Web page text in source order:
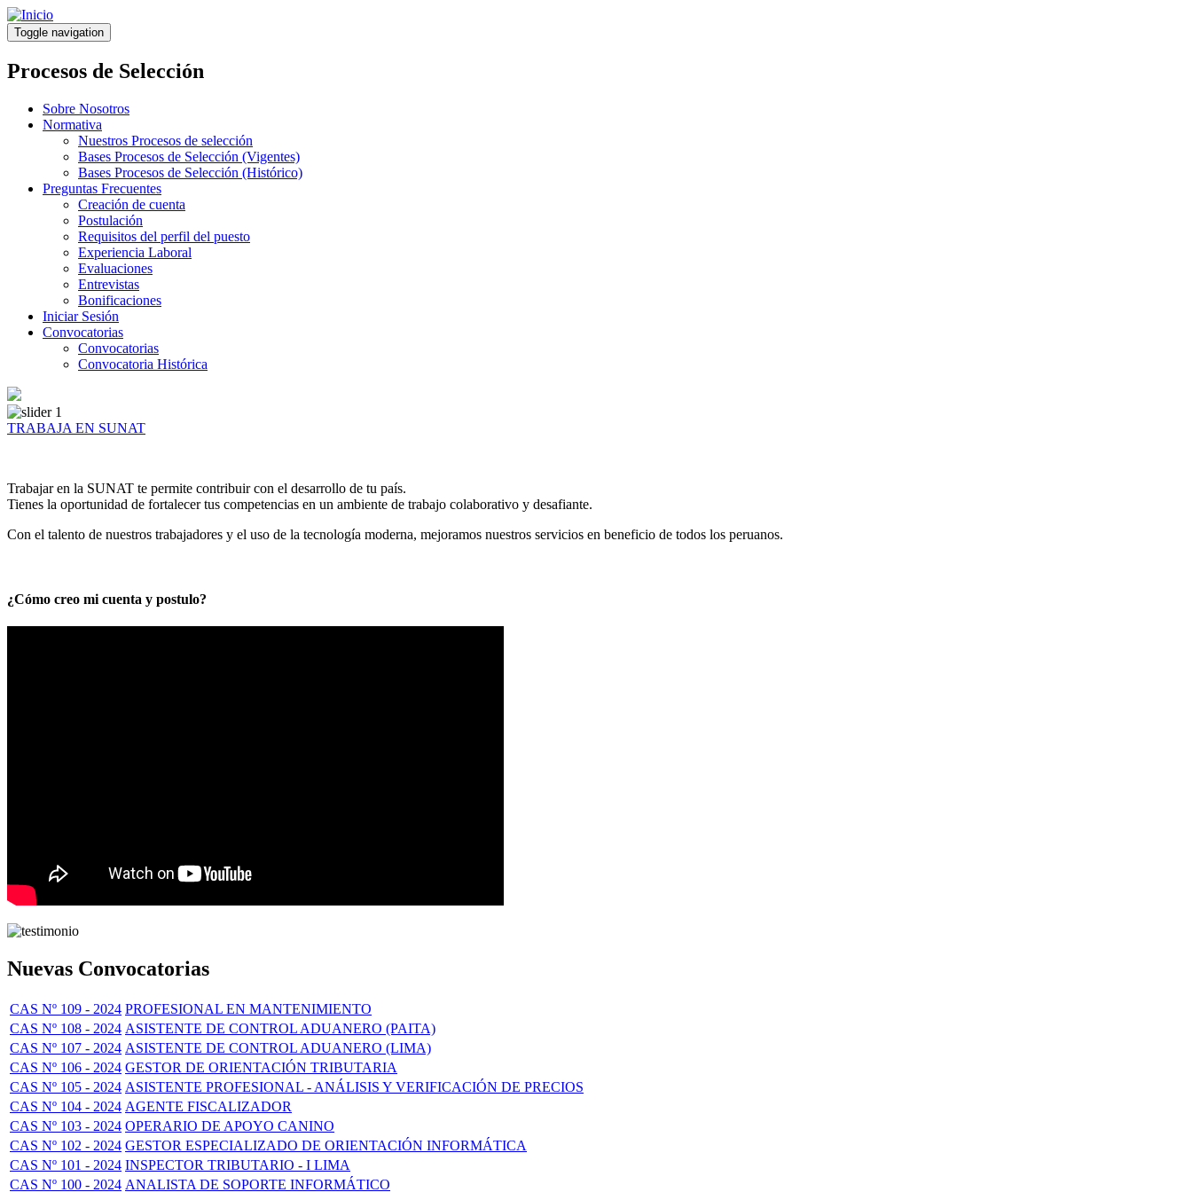
Pasar
al
contenido
principal
Toggle navigation
Procesos de Selección
Sobre Nosotros
Normativa
Nuestros Procesos de selección
Bases Procesos de Selección (Vigentes)
Bases Procesos de Selección (Histórico)
Preguntas Frecuentes
Creación de cuenta
Postulación
Requisitos del perfil del puesto
Experiencia Laboral
Evaluaciones
Entrevistas
Bonificaciones
Iniciar Sesión
Convocatorias
Convocatorias
Convocatoria Histórica
TRABAJA EN SUNAT
Trabajar en la SUNAT te permite contribuir con el desarrollo de tu país.
Tienes la oportunidad de fortalecer tus competencias en un ambiente de trabajo colaborativo y desafiante.
Con el talento de nuestros trabajadores y el uso de la tecnología moderna, mejoramos nuestros servicios en beneficio de todos los peruanos.
¿Cómo creo mi cuenta y postulo?
Nuevas Convocatorias
CAS Nº 109 - 2024 PROFESIONAL EN MANTENIMIENTO
CAS Nº 108 - 2024 ASISTENTE DE CONTROL ADUANERO (PAITA)
CAS Nº 107 - 2024 ASISTENTE DE CONTROL ADUANERO (LIMA)
CAS Nº 106 - 2024 GESTOR DE ORIENTACIÓN TRIBUTARIA
CAS Nº 105 - 2024 ASISTENTE PROFESIONAL - ANÁLISIS Y VERIFICACIÓN DE PRECIOS
CAS Nº 104 - 2024 AGENTE FISCALIZADOR
CAS Nº 103 - 2024 OPERARIO DE APOYO CANINO
CAS Nº 102 - 2024 GESTOR ESPECIALIZADO DE ORIENTACIÓN INFORMÁTICA
CAS Nº 101 - 2024 INSPECTOR TRIBUTARIO - I LIMA
CAS Nº 100 - 2024 ANALISTA DE SOPORTE INFORMÁTICO